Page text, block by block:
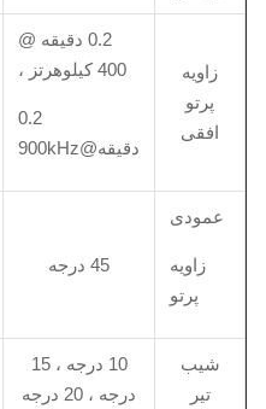
زاویه
پرتو
افقی
0.2 دقیقه @
400 کیلوهرتز ،
0.2
دقیقه@900kHz
عمودی
زاویه
پرتو
45 درجه
شیب
تیر
10 درجه ، 15
درجه ، 20 درجه